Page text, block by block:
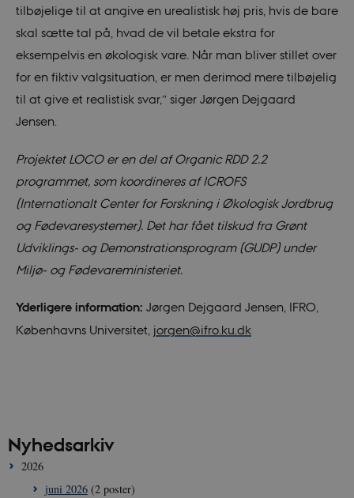
tilbøjelige til at angive en urealistisk høj pris, hvis de bare
skal sætte tal på, hvad de vil betale ekstra for
eksempelvis en økologisk vare. Når man bliver stillet over
for en fiktiv valgsituation, er men derimod mere tilbøjelig
til at give et realistisk svar,” siger Jørgen Dejgaard
Jensen.
Projektet LOCO er en del af Organic RDD 2.2
programmet, som koordineres af ICROFS
(Internationalt Center for Forskning i Økologisk Jordbrug
og Fødevaresystemer). Det har fået tilskud fra Grønt
Udviklings- og Demonstrationsprogram (GUDP) under
Miljø- og Fødevareministeriet.
Yderligere information: Jørgen Dejgaard Jensen, IFRO,
Københavns Universitet, jorgen@ifro.ku.dk
Nyhedsarkiv
2026
juni 2026(2 poster)